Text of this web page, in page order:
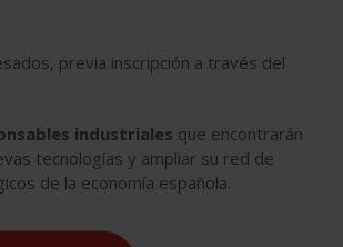
previa inscripción a través del
industriales que encontrarán
tecnologías y ampliar su red de
de la economía española.